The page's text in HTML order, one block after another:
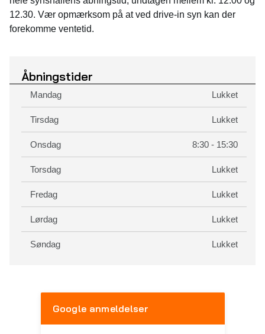
12.30. Vær opmærksom på at ved drive-in syn kan der
forekomme ventetid.
Åbningstider
Mandag Lukket
Tirsdag Lukket
Onsdag 8:30 - 15:30
Torsdag Lukket
Fredag Lukket
Lørdag Lukket
Søndag Lukket
Google anmeldelser